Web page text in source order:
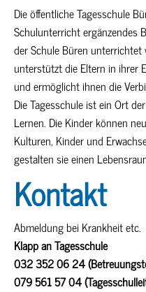
Die öffentliche Tagesschule
Schulunterricht ergänzendes
der Schule Büren unterrichtet
unterstützt die Eltern in ihrer
und ermöglicht ihnen die
Die Tagesschule ist ein Ort
Lernen. Die Kinder können
Kulturen, Kinder und
gestalten sie einen
Kontakt
Abmeldung bei Krankheit etc.
Klapp an Tagesschule
032 352 06 24
079 561 57 04